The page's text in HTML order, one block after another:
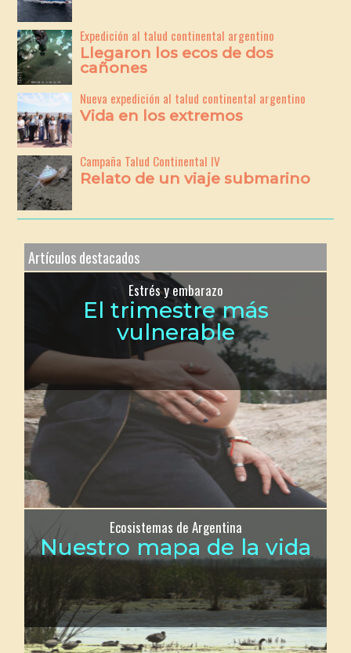
Expedición al talud continental argentino
Llegaron los ecos de dos
cañones
Nueva expedición al talud continental argentino
Vida en los extremos
Campaña Talud Continental IV
Relato de un viaje submarino
Artículos destacados
Estrés y embarazo
El trimestre más
vulnerable
Ecosistemas de Argentina
Nuestro mapa de la vida